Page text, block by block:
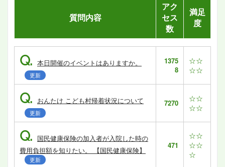
質問内容
アク
セス
数
満足
度
Q. 本日開催のイベントはありますか。
更新
1375
8
☆☆
☆☆
Q. おんたけ こども村帰着状況について
更新
7270
☆☆
☆☆
Q. 国民健康保険の加入者が入院した時の
費用負担額を知りたい。 【国民健康保険】
更新
471
☆☆
☆☆
☆